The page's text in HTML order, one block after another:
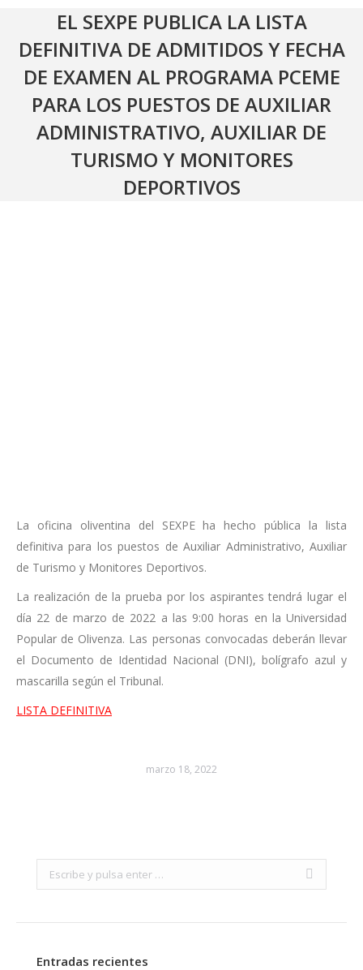
EL SEXPE PUBLICA LA LISTA
DEFINITIVA DE ADMITIDOS Y FECHA
DE EXAMEN AL PROGRAMA PCEME
PARA LOS PUESTOS DE AUXILIAR
ADMINISTRATIVO, AUXILIAR DE
TURISMO Y MONITORES
DEPORTIVOS
La oficina oliventina del SEXPE ha hecho pública la lista
definitiva para los puestos de Auxiliar Administrativo, Auxiliar
de Turismo y Monitores Deportivos.
La realización de la prueba por los aspirantes tendrá lugar el
día 22 de marzo de 2022 a las 9:00 horas en la Universidad
Popular de Olivenza. Las personas convocadas deberán llevar
el Documento de Identidad Nacional (DNI), bolígrafo azul y
mascarilla según el Tribunal.
LISTA DEFINITIVA
marzo 18, 2022
Search:
Entradas recientes